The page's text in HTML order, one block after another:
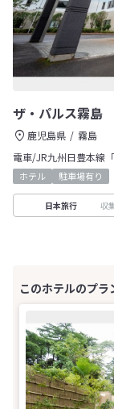
ザ・パルス霧島
鹿児島県
霧島
電車/JR九州日豊本線
ホテル 駐車場有り
日本旅行 収